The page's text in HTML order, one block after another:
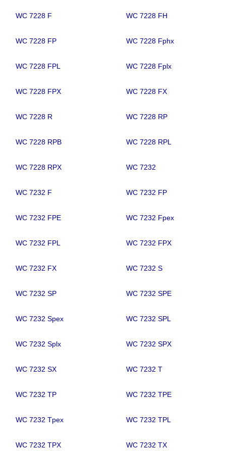
WC 7228 F WC 7228 FH
WC 7228 FP WC 7228 Fphx
WC 7228 FPL WC 7228 Fplx
WC 7228 FPX WC 7228 FX
WC 7228 R WC 7228 RP
WC 7228 RPB WC 7228 RPL
WC 7228 RPX WC 7232
WC 7232 F WC 7232 FP
WC 7232 FPE WC 7232 Fpex
WC 7232 FPL WC 7232 FPX
WC 7232 FX WC 7232 S
WC 7232 SP WC 7232 SPE
WC 7232 Spex WC 7232 SPL
WC 7232 Splx WC 7232 SPX
WC 7232 SX WC 7232 T
WC 7232 TP WC 7232 TPE
WC 7232 Tpex WC 7232 TPL
WC 7232 TPX WC 7232 TX